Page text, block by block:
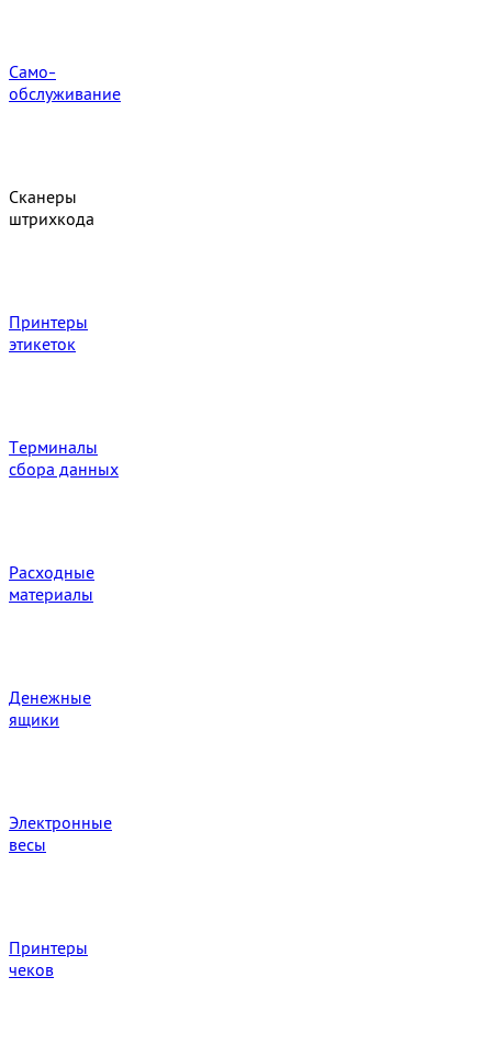
Само-
обслуживание
Сканеры
штрихкода
Принтеры
этикеток
Терминалы
сбора данных
Расходные
материалы
Денежные
ящики
Электронные
весы
Принтеры
чеков